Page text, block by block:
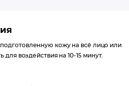
кожу на всё лицо или
для воздействия на 10-15 минут.